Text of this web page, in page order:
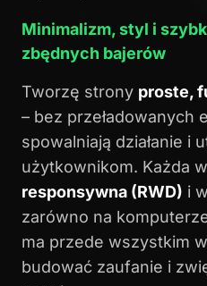
Minimalizm, styl i
zbędnych bajerów
Tworzę strony proste,
– bez przeładowanych
spowalniają działanie i
użytkownikom. Każda
responsywna (RWD) i
zarówno na
ma przede wszystkim
budować zaufanie i